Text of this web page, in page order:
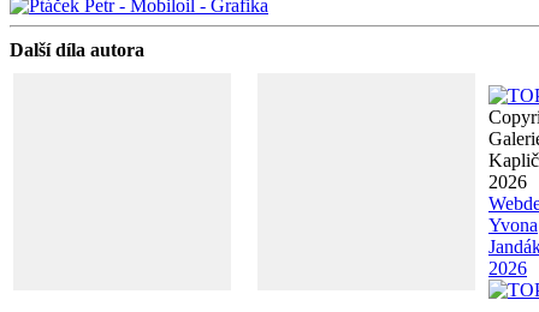
Další díla autora
2026
Yvona
2026